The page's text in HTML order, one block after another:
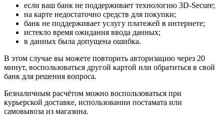
если ваш банк не поддерживает технологию 3D-Secure;
на карте недостаточно средств для покупки;
банк не поддерживает услугу платежей в интернете;
истекло время ожидания ввода данных;
в данных была допущена ошибка.
В этом случае вы можете повторить авторизацию через 20
минут, воспользоваться другой картой или обратиться в свой
банк для решения вопроса.
Безналичным расчётом можно воспользоваться при
курьерской доставке, использовании постамата или
самовывоза из магазина.